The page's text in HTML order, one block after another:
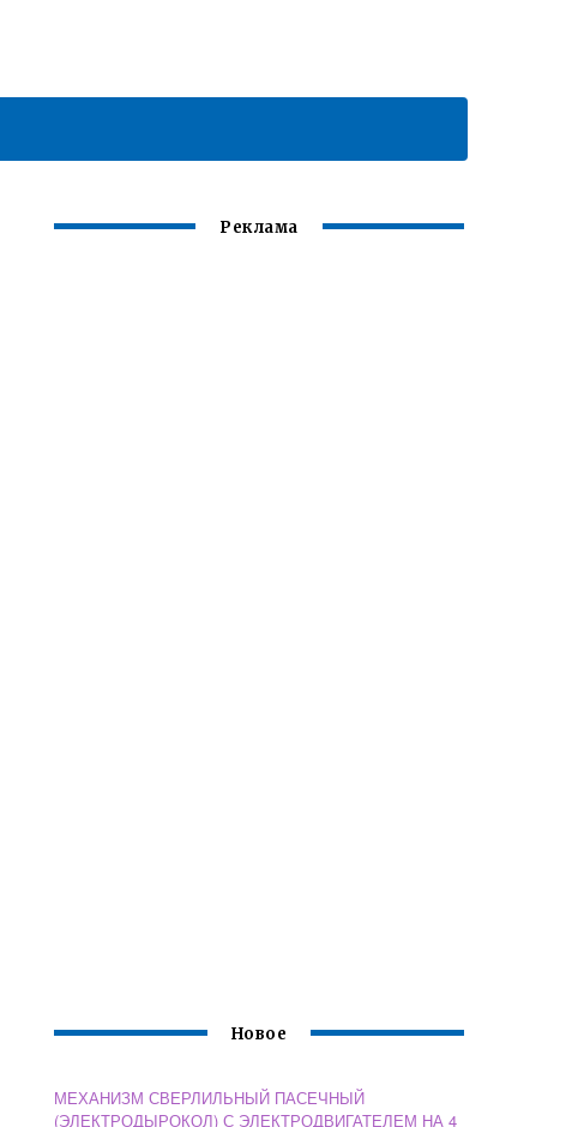
Реклама
Новое
МЕХАНИЗМ СВЕРЛИЛЬНЫЙ ПАСЕЧНЫЙ
(ЭЛЕКТРОДЫРОКОЛ) С ЭЛЕКТРОДВИГАТЕЛЕМ НА 4